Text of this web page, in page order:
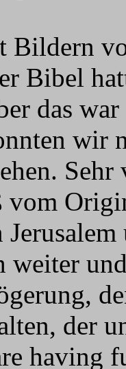
Bildern
Bibel
das
wir
vom
weiter
der
having